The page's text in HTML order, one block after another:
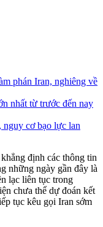
phán Iran, nghiêng về
nhất từ trước đến nay
nguy cơ bạo lực lan
định các thông tin
những ngày gần đây là
lạc liên tục trong
chưa thể dự đoán kết
tục kêu gọi Iran sớm